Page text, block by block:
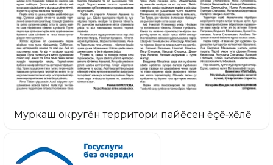
Муркаш округĕн территори пайĕсен ĕçĕ‑хĕлĕ